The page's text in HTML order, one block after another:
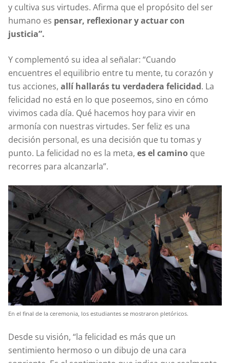
y cultiva sus virtudes. Afirma que el propósito del ser
humano es pensar, reflexionar y actuar con
justicia”.
Y complementó su idea al señalar: “Cuando
encuentres el equilibrio entre tu mente, tu corazón y
tus acciones, allí hallarás tu verdadera felicidad. La
felicidad no está en lo que poseemos, sino en cómo
vivimos cada día. Qué hacemos hoy para vivir en
armonía con nuestras virtudes. Ser feliz es una
decisión personal, es una decisión que tu tomas y
punto. La felicidad no es la meta, es el camino que
recorres para alcanzarla”.
En el final de la ceremonia, los estudiantes se mostraron pletóricos.
Desde su visión, “la felicidad es más que un
sentimiento hermoso o un dibujo de una cara